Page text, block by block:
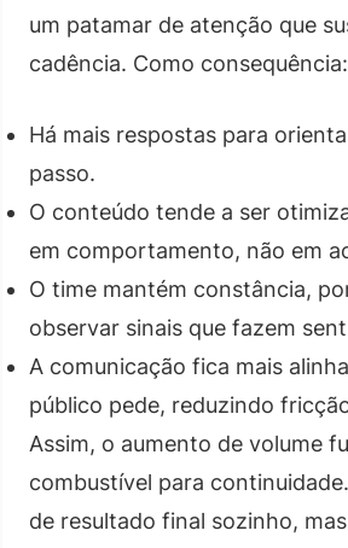
um patamar de atenção que
cadência. Como consequência:
Há mais respostas para
passo.
O conteúdo tende a ser
em comportamento, não em
O time mantém constância,
observar sinais que fazem
A comunicação fica mais
público pede, reduzindo
Assim, o aumento de volume
combustível para
de resultado final sozinho,